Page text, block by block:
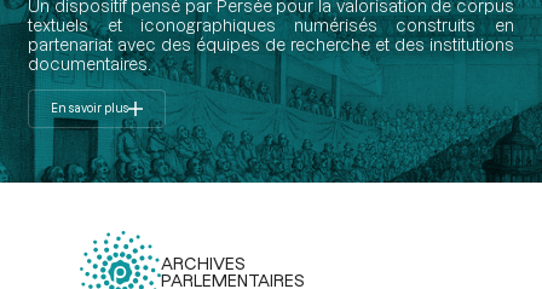
Un dispositif pensé par Persée pour la valorisation de corpus
textuels et iconographiques numérisés construits en
partenariat avec des équipes de recherche et des institutions
documentaires.
En savoir plus
ARCHIVES
PARLEMENTAIRES